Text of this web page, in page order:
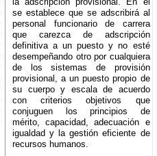
se establece que se adscribirá al
personal funcionario de carrera
que carezca de adscripción
definitiva a un puesto y no esté
desempeñando otro por cualquiera
de los sistemas de provisión
provisional, a un puesto propio de
su cuerpo y escala de acuerdo
con criterios objetivos que
conjuguen los principios de
mérito, capacidad, adecuación e
igualdad y la gestión eficiente de
recursos humanos.